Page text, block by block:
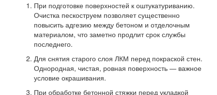
При подготовке поверхностей к оштукатуриванию.
Очистка пескоструем позволяет существенно
повысить адгезию между бетоном и отделочным
материалом, что заметно продлит срок службы
последнего.
Для снятия старого слоя ЛКМ перед покраской стен.
Однородная, чистая, ровная поверхность — важное
условие окрашивания.
При обработке бетонной стяжки перед укладкой